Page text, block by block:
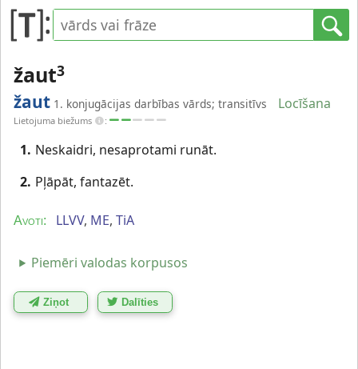
žaut3
žaut 1. konjugācijas darbības vārds; transitīvs Locīšana
Lietojuma biežums :
1. Neskaidri, nesaprotami runāt.
2. Pļāpāt, fantazēt.
Avoti: LLVV, ME, TiA
Piemēri valodas korpusos
Ziņot Dalīties